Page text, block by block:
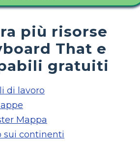
più risorse
That e
gratuiti
di lavoro
Mappa
sui continenti